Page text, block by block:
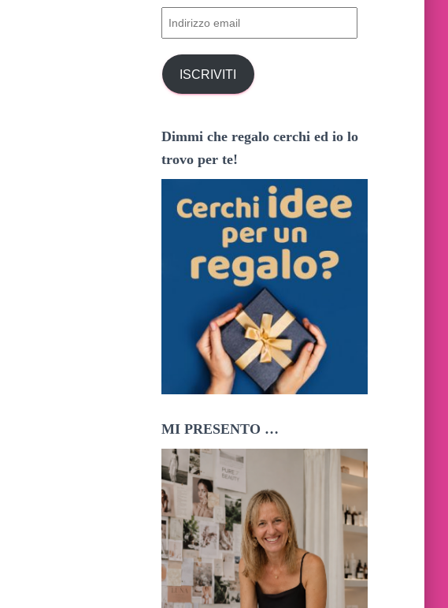
r
i
r
z
o
ISCRIVITI
Dimmi che regalo cerchi ed io lo
trovo per te!
MI PRESENTO …